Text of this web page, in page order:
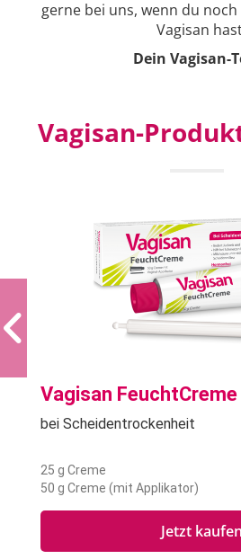
gerne bei uns, wenn du
Vagisan
Dein Vagisan-
Vagisan-
Vagisan FeuchtCreme
bei Scheidentrockenheit
25 g Creme
50 g Creme (mit Applikator)
Jetzt kaufen